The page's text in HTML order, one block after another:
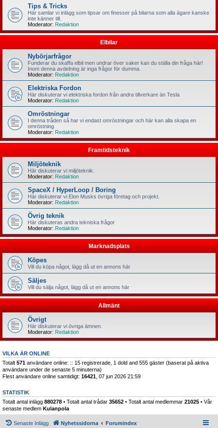
Tips & Tricks
Här samlar vi inlägg som tipsar om finesser på bilarna som alla ägare kanske
inte känner till.
Moderator: Redaktion
Elbilar
Nybörjarfrågor
Funderar du skaffa elbil men undrar över saker kan du ställa din fråga här!
Inom denna avdelning är inga frågor för dumma.
Moderator: Redaktion
Elektriska Fordon
Här diskuterar vi elektriska fordon från andra tillverkare än Tesla
Moderator: Redaktion
Omröstningar
I denna tråden så har vi endast omröstningar och här kan alla skapa en
omröstning
Moderator: Redaktion
Framtidsteknik
Miljöteknik
Här diskuterar vi miljöteknik.
Moderator: Redaktion
SpaceX / HyperLoop / Boring
Här diskuterar vi Elon Musks övriga företag och projekt.
Moderator: Redaktion
Övrig teknik
Här diskuteras andra tekniska frågor
Moderator: Redaktion
Marknadsplats
Köpes
Vill du köpa något, lägg då ut en annons här
Säljes
Vill du sälja något, lägg då ut en annons här
Allmänt
Övrigt
Här diskuterar vi övriga ämnen.
Moderator: Redaktion
VILKA ÄR ONLINE
Totalt 571 användare online: :: 15 registrerade, 1 dold and 555 gäster (baserat på aktiva
användare under de senaste 5 minuterna)
Flest användare online samtidigt: 16421 , 07 jun 2026 21:59
STATISTIK
Totalt antal inlägg 880278 • Totalt antal trådar 35652 • Totalt antal medlemmar 21025 • Vår
senaste medlem Kulanpola
Senaste Inlägg Nyhetssidorna Forumindex